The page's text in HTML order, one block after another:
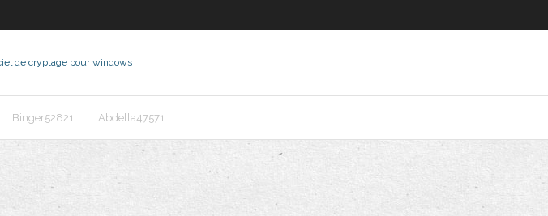
de cryptage pour windows
Binger52821 Abdella47571